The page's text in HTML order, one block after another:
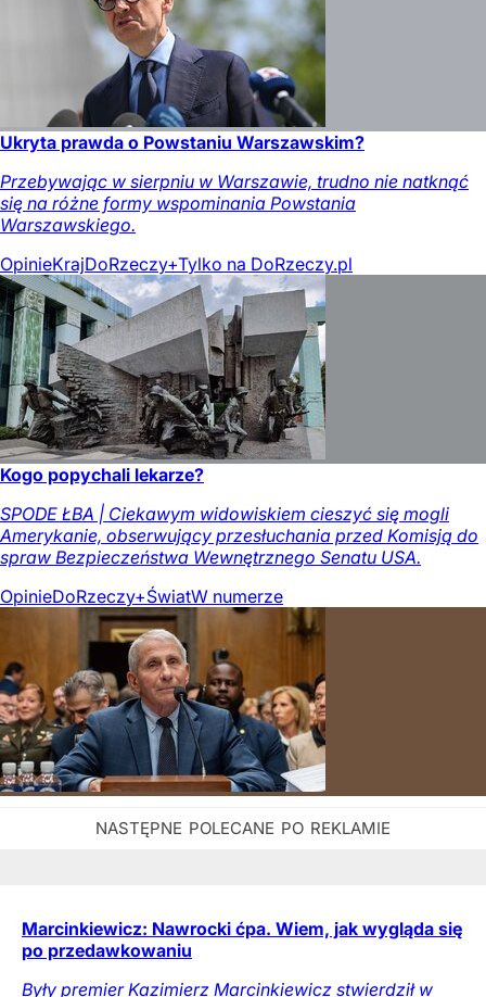
Ukryta prawda o Powstaniu Warszawskim?
Przebywając w sierpniu w Warszawie, trudno nie natknąć
się na różne formy wspominania Powstania
Warszawskiego.
OpinieKrajDoRzeczy+Tylko na DoRzeczy.pl
Kogo popychali lekarze?
SPODE ŁBA | Ciekawym widowiskiem cieszyć się mogli
Amerykanie, obserwujący przesłuchania przed Komisją do
spraw Bezpieczeństwa Wewnętrznego Senatu USA.
OpinieDoRzeczy+ŚwiatW numerze
Marcinkiewicz: Nawrocki ćpa. Wiem, jak wygląda się
po przedawkowaniu
Były premier Kazimierz Marcinkiewicz stwierdził w